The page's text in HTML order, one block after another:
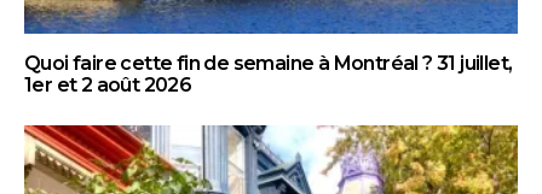
Quoi faire cette fin de semaine à Montréal ? 31 juillet,
1er et 2 août 2026